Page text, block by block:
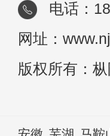
电话：
网址：
版权所有：